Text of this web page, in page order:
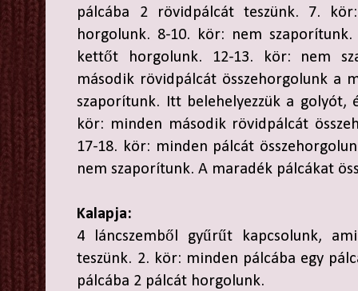
pálcába 2 rövidpálcát teszünk. 7.
horgolunk. 8-10. kör: nem
kettőt horgolunk. 12-13. kör: nem
második rövidpálcát összehorgolunk a
szaporítunk. Itt belehelyezzük a golyót,
kör: minden második rövidpálcát
17-18. kör: minden pálcát
nem szaporítunk. A maradék pálcákat
Kalapja:
4 láncszemből gyűrűt kapcsolunk,
teszünk. 2. kör: minden pálcába egy
pálcába 2 pálcát horgolunk.